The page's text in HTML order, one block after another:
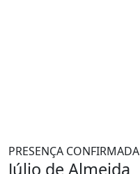
PRESENÇA CONFIRMADA
Júlio de Almeida